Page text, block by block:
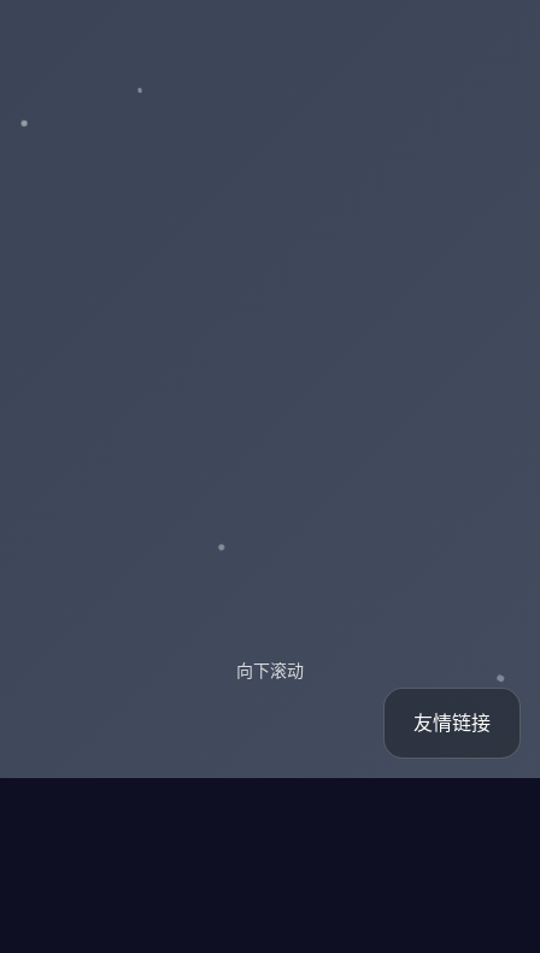
向下滚动
友情链接